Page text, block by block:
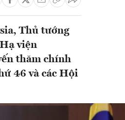
Thủ tướng
viện
thăm chính
46 và các Hội